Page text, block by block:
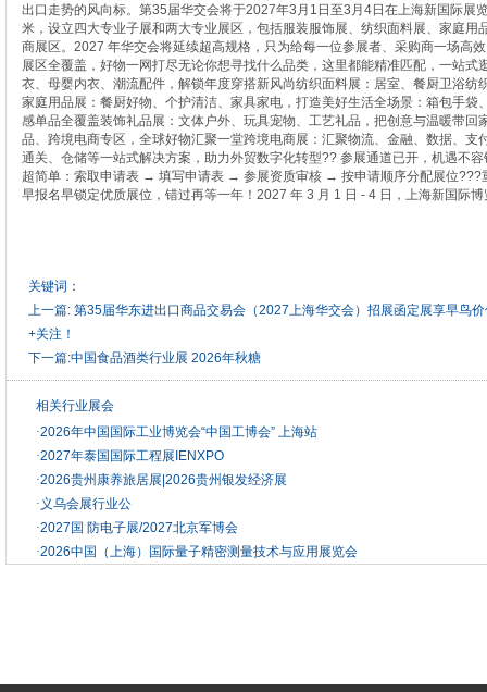
出口走势的风向标。第35届华交会将于2027年3月1日至3月4日在上海新国际展
米，设立四大专业子展和两大专业展区，包括服装服饰展、纺织面料展、家庭用
商展区。2027 年华交会将延续超高规格，只为给每一位参展者、采购商一场高
展区全覆盖，好物一网打尽无论你想寻找什么品类，这里都能精准匹配，一站式
衣、母婴内衣、潮流配件，解锁年度穿搭新风尚纺织面料展：居室、餐厨卫浴纺
家庭用品展：餐厨好物、个护清洁、家具家电，打造美好生活全场景：箱包手袋
感单品全覆盖装饰礼品展：文体户外、玩具宠物、工艺礼品，把创意与温暖带回
品、跨境电商专区，全球好物汇聚一堂跨境电商展：汇聚物流、金融、数据、支
通关、仓储等一站式解决方案，助力外贸数字化转型?? 参展通道已开，机遇不
超简单：索取申请表 → 填写申请表 → 参展资质审核 → 按申请顺序分配展位???
早报名早锁定优质展位，错过再等一年！2027 年 3 月 1 日 - 4 日，上海新国际
关键词：
上一篇: 第35届华东进出口商品交易会（2027上海华交会）招展函定展享早鸟
+关注！
下一篇:中国食品酒类行业展 2026年秋糖
相关行业展会
·2026年中国国际工业博览会“中国工博会” 上海站
·2027年泰国国际工程展IENXPO
·2026贵州康养旅居展|2026贵州银发经济展
· 义乌会展行业公
·2027国 防电子展/2027北京军博会
·2026中国（上海）国际量子精密测量技术与应用展览会